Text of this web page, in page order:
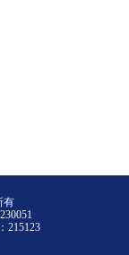
有
215123